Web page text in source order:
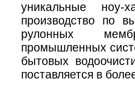
уникальные ноу-
производство по
рулонных
промышленных
бытовых
поставляется в